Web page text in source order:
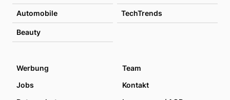
Automobile TechTrends
Beauty
Werbung
Team
Jobs
Kontakt